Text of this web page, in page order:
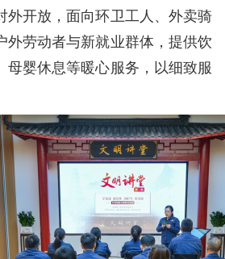
外开放，面向环卫工人、外卖骑
外劳动者与新就业群体，提供饮
母婴休息等暖心服务，以细致服